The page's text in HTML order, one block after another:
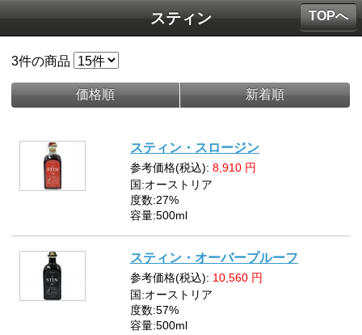
スティン
3件の商品
価格順 新着順
スティン・スロージン
参考価格(税込): 8,910 円
国:オーストリア
度数:27%
容量:500ml
スティン・オーバープルーフ
参考価格(税込): 10,560 円
国:オーストリア
度数:57%
容量:500ml
TOPへ